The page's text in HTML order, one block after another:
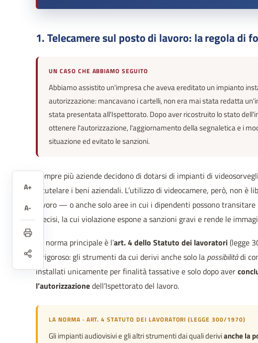
A+
A-
1. Telecamere sul posto di lavoro: la regola di
UN CASO CHE ABBIAMO SEGUITO
Abbiamo assistito un'impresa che aveva ereditato un impianto
autorizzazione: mancavano i cartelli, non era mai stata redatta
stata presentata all'Ispettorato. Dopo aver ricostruito lo stato
ottenere l'autorizzazione, l'aggiornamento della segnaletica e i
situazione ed evitato le sanzioni.
Sempre più aziende decidono di dotarsi di impianti di
e tutelare i beni aziendali. L’utilizzo di videocamere, però, non
lavoro — o anche solo aree in cui i dipendenti possono
precisi, la cui violazione espone a sanzioni gravi e rende le
La norma principale è l’art. 4 dello Statuto dei lavoratori(legge
è rigoroso: gli strumenti da cui derivi anche solo la possibilitàdi
installati unicamente per finalità tassative e solo dopo aver
l’autorizzazionedell’Ispettorato del lavoro.
LA NORMA · ART. 4 STATUTO DEI LAVORATORI (LEGGE 300/1970)
Gli impianti audiovisivi e gli altri strumenti dai quali derivianche la